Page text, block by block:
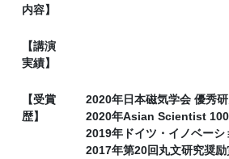
内容】
【講演
実績】
【受賞
歴】
2020年日本磁気学会 優秀
2020年Asian Scientist
2019年ドイツ・イノベーシ
2017年第20回丸文研究奨励